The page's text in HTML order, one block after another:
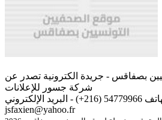
بصفاقس - جريدة الكترونية تصدر عن
شركة جسور للإعلانات
للإتصال أو نشر الردود الهاتف 54779966 (216+) - البريد الإلكتروني
jsfaxien@yahoo.fr